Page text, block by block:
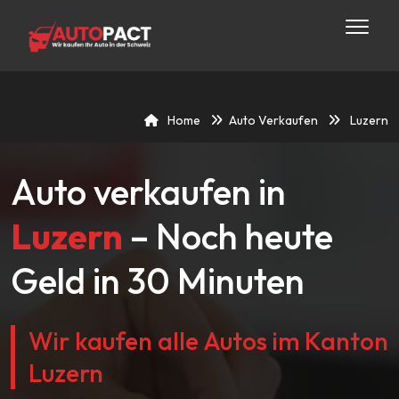
Home Auto Verkaufen Luzern
Auto verkaufen in
Luzern – Noch heute
Geld in 30 Minuten
Wir kaufen alle Autos im Kanton
Luzern